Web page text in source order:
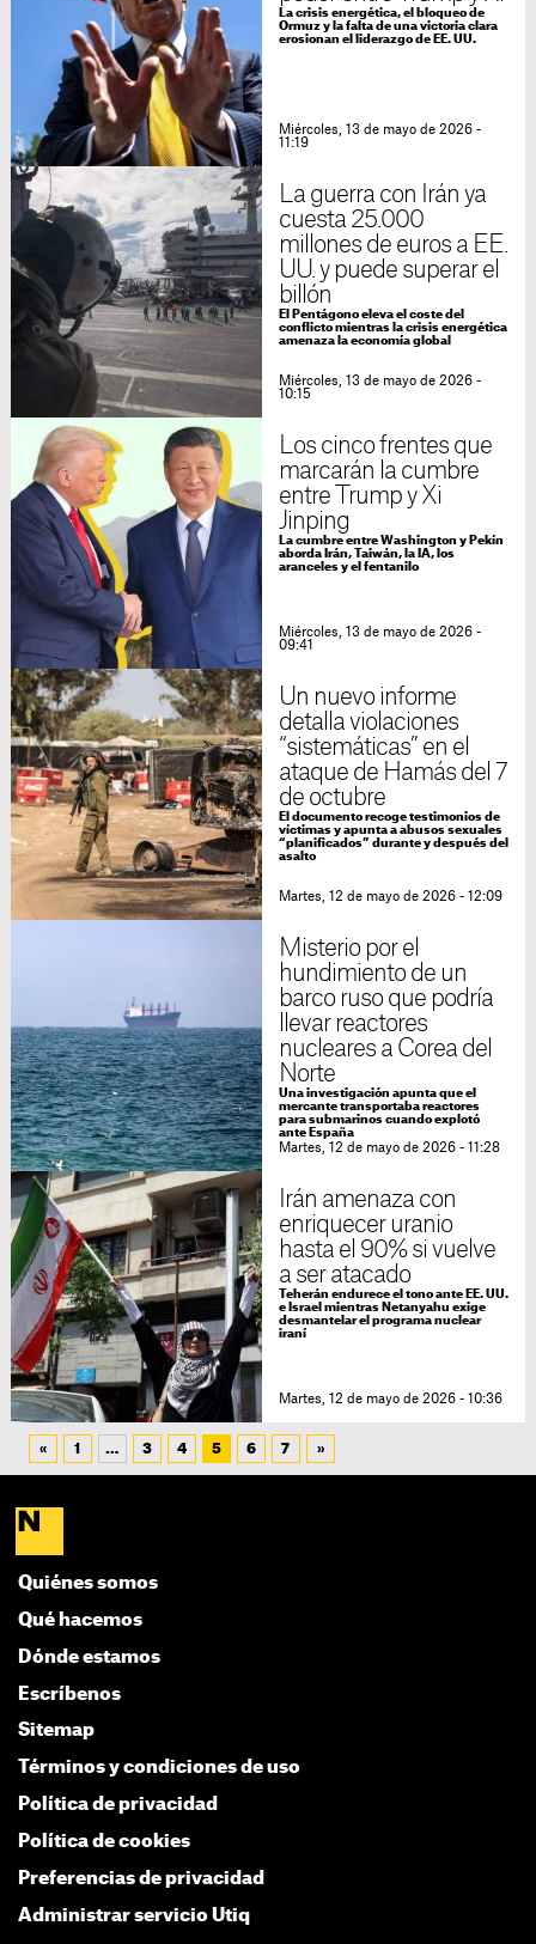
La crisis energética, el bloqueo de
Ormuz y la falta de una victoria clara
erosionan el liderazgo de EE. UU.
Miércoles, 13 de mayo de 2026 -
11:19
La guerra con Irán ya
cuesta 25.000
millones de euros a EE.
UU. y puede superar el
billón
El Pentágono eleva el coste del
conflicto mientras la crisis energética
amenaza la economía global
Miércoles, 13 de mayo de 2026 -
10:15
Los cinco frentes que
marcarán la cumbre
entre Trump y Xi
Jinping
La cumbre entre Washington y Pekín
aborda Irán, Taiwán, la IA, los
aranceles y el fentanilo
Miércoles, 13 de mayo de 2026 -
09:41
Un nuevo informe
detalla violaciones
“sistemáticas” en el
ataque de Hamás del 7
de octubre
El documento recoge testimonios de
víctimas y apunta a abusos sexuales
“planificados” durante y después del
asalto
Martes, 12 de mayo de 2026 - 12:09
Misterio por el
hundimiento de un
barco ruso que podría
llevar reactores
nucleares a Corea del
Norte
Una investigación apunta que el
mercante transportaba reactores
para submarinos cuando explotó
ante España
Martes, 12 de mayo de 2026 - 11:28
Irán amenaza con
enriquecer uranio
hasta el 90% si vuelve
a ser atacado
Teherán endurece el tono ante EE. UU.
e Israel mientras Netanyahu exige
desmantelar el programa nuclear
iraní
Martes, 12 de mayo de 2026 - 10:36
« 1 … 3 4 5 6 7 »
Quiénes somos
Qué hacemos
Dónde estamos
Escríbenos
Sitemap
Términos y condiciones de uso
Política de privacidad
Política de cookies
Preferencias de privacidad
Administrar servicio Utiq